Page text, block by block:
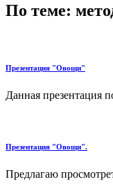
По теме:
Презентация "Овощи"
Данная презентация
Презентация "Овощи".
Предлагаю